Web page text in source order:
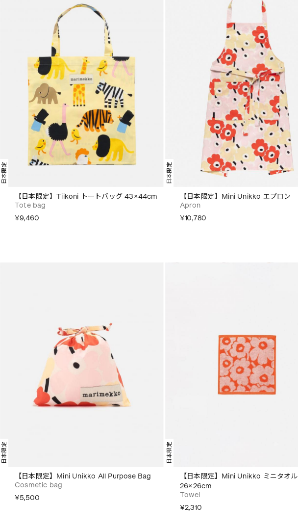
日本限定
【日本限定】Tiikoni トートバッグ 43×44cm
Tote bag
¥9,460
日本限定
【日本限定】Mini Unikko エプロン
Apron
¥10,780
日本限定
【日本限定】Mini Unikko All Purpose Bag
Cosmetic bag
¥5,500
日本限定
【日本限定】Mini Unikko ミニタオル
26×26cm
Towel
¥2,310